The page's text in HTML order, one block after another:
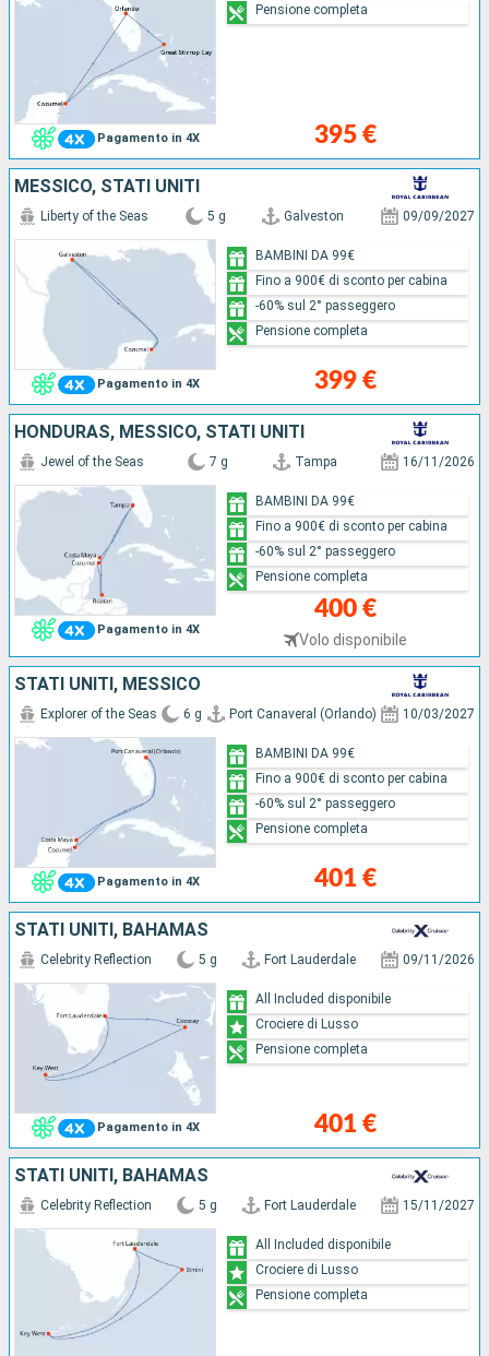
Pagamento in 4X 395 €
Pensione completa
MESSICO, STATI UNITI
Pagamento in 4X
Liberty of the Seas 5 g Galveston 09/09/2027
399 €
BAMBINI DA 99€
Fino a 900€ di sconto per cabina
-60% sul 2° passeggero
Pensione completa
HONDURAS, MESSICO, STATI UNITI
Pagamento in 4X
Jewel of the Seas 7 g Tampa 16/11/2026
400 €
Volo disponibile
BAMBINI DA 99€
Fino a 900€ di sconto per cabina
-60% sul 2° passeggero
Pensione completa
STATI UNITI, MESSICO
Pagamento in 4X
Explorer of the Seas 6 g Port Canaveral (Orlando) 10/03/2027
401 €
BAMBINI DA 99€
Fino a 900€ di sconto per cabina
-60% sul 2° passeggero
Pensione completa
STATI UNITI, BAHAMAS
Pagamento in 4X
Celebrity Reflection 5 g Fort Lauderdale 09/11/2026
401 €
All Included disponibile
Crociere di Lusso
Pensione completa
STATI UNITI, BAHAMAS
Celebrity Reflection 5 g Fort Lauderdale 15/11/2027
All Included disponibile
Crociere di Lusso
Pensione completa